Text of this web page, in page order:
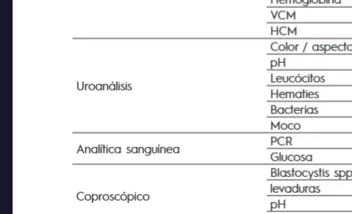
Hemoglobina
VCM
HCM
Color / aspecto
pH
Leucócitos
Hematies
Bacterias
Moco
Analítica sanguínea
PCR
Glucosa
Coproscópico
Blastocystis
levaduras